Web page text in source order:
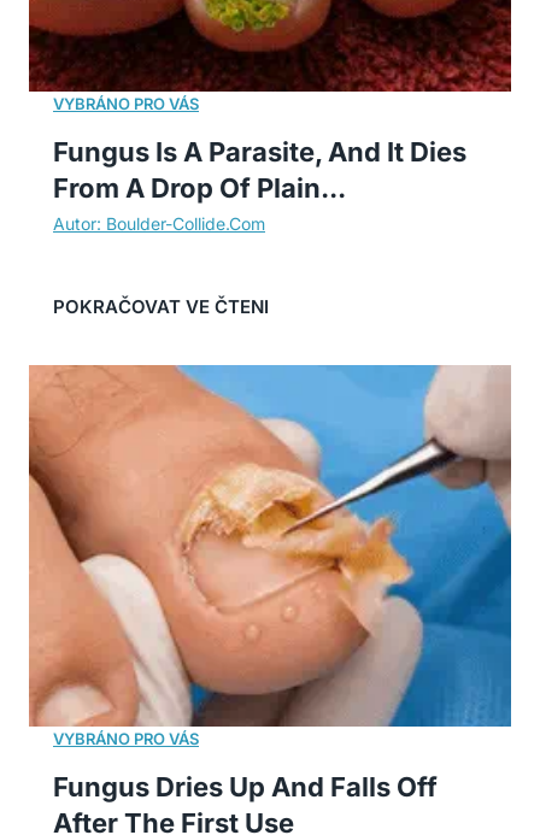
Fungus Is A Parasite, And It Dies
From A Drop Of Plain...
Fungus Dries Up And Falls Off
After The First Use